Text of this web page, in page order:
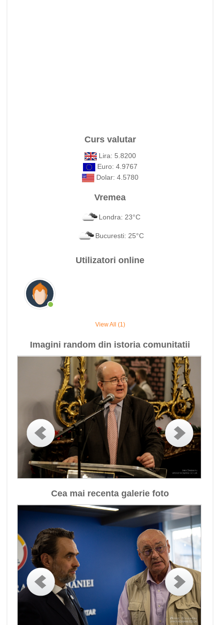
Curs valutar
Lira: 5.8200
Euro: 4.9767
Dolar: 4.5780
Vremea
Londra: 23°C
Bucuresti: 25°C
Utilizatori online
View All (1)
Imagini random din istoria comunitatii
Cea mai recenta galerie foto